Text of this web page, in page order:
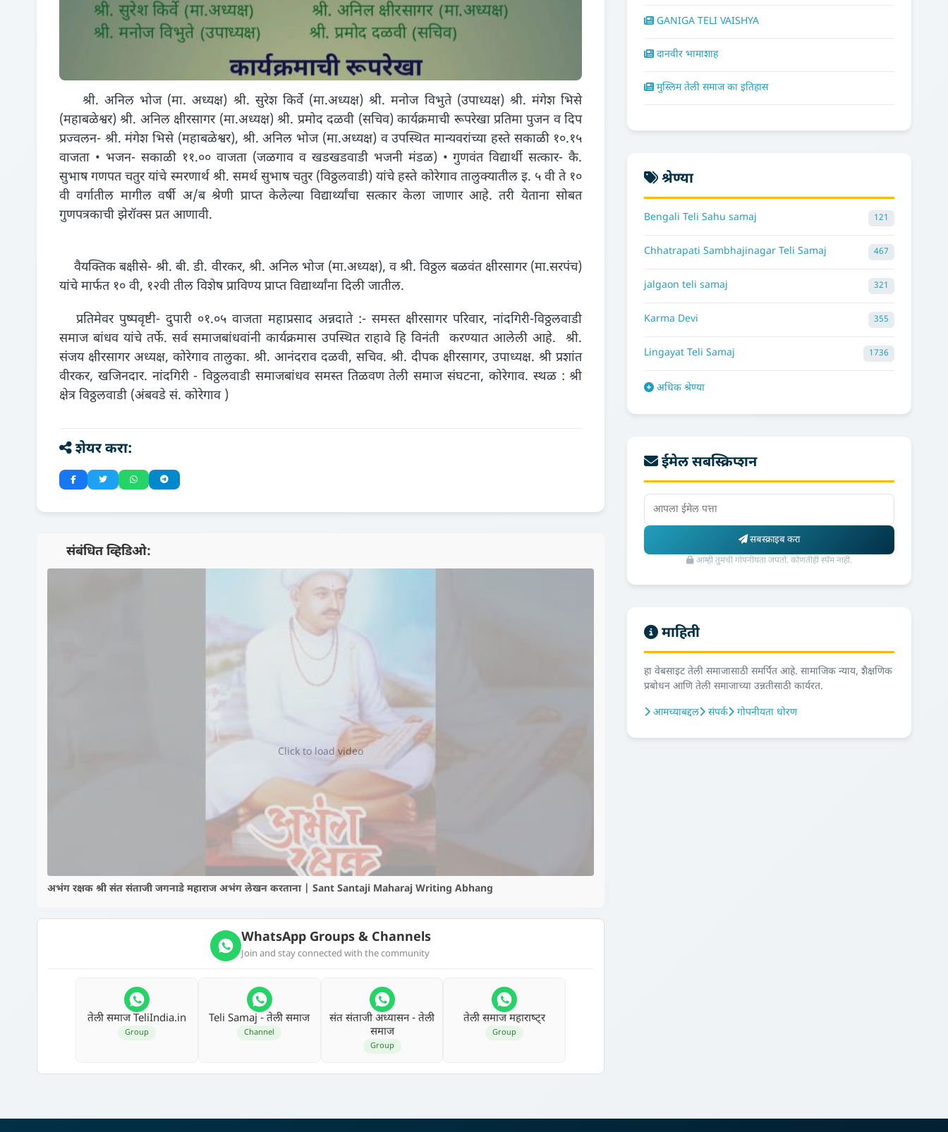
श्री. अनिल भोज (मा. अध्यक्ष) श्री. सुरेश किर्वे (मा.अध्यक्ष) श्री. मनोज विभुते (उपाध्यक्ष) श्री. मंगेश भिसे
(महाबळेश्वर) श्री. अनिल क्षीरसागर (मा.अध्यक्ष) श्री. प्रमोद दळवी (सचिव) कार्यक्रमाची रूपरेखा प्रतिमा पुजन व दिप
प्रज्वलन- श्री. मंगेश भिसे (महाबळेश्वर), श्री. अनिल भोज (मा.अध्यक्ष) व उपस्थित मान्यवरांच्या हस्ते सकाळी १०.१५
वाजता • भजन- सकाळी ११.०० वाजता (जळगाव व खडखडवाडी भजनी मंडळ) • गुणवंत विद्यार्थी सत्कार- कै.
सुभाष गणपत चतुर यांचे स्मरणार्थ श्री. समर्थ सुभाष चतुर (विठ्ठलवाडी) यांचे हस्ते कोरेगाव तालुक्यातील इ. ५ वी ते १०
वी वर्गातील मागील वर्षी अ/ब श्रेणी प्राप्त केलेल्या विद्यार्थ्यांचा सत्कार केला जाणार आहे. तरी येताना सोबत
गुणपत्रकाची झेरॉक्स प्रत आणावी.
वैयक्तिक बक्षीसे- श्री. बी. डी. वीरकर, श्री. अनिल भोज (मा.अध्यक्ष), व श्री. विठ्ठल बळवंत क्षीरसागर (मा.सरपंच)
यांचे मार्फत १० वी, १२वी तील विशेष प्राविण्य प्राप्त विद्यार्थ्यांना दिली जातील.
प्रतिमेवर पुष्पवृष्टी- दुपारी ०१.०५ वाजता महाप्रसाद अन्नदाते :- समस्त क्षीरसागर परिवार, नांदगिरी-विठ्ठलवाडी
समाज बांधव यांचे तर्फे. सर्व समाजबांधवांनी कार्यक्रमास उपस्थित राहावे हि विनंती करण्‍यात आलेली आहे. श्री.
संजय क्षीरसागर अध्यक्ष, कोरेगाव तालुका. श्री. आनंदराव दळवी, सचिव. श्री. दीपक क्षीरसागर, उपाध्यक्ष. श्री प्रशांत
वीरकर, खजिनदार. नांदगिरी - विठ्ठलवाडी समाजबांधव समस्त तिळवण तेली समाज संघटना, कोरेगाव. स्थळ : श्री
क्षेत्र विठ्ठलवाडी (अंबवडे सं. कोरेगाव )
शेयर करा:
📺 संबंधित व्हिडिओ:
▶️
Click to load video
अभंग रक्षक श्री संत संताजी जगनाडे महाराज अभंग लेखन करताना | Sant Santaji Maharaj Writing Abhang
WhatsApp Groups & Channels
Join and stay connected with the community
तेली समाज TeliIndia.in
Group
Teli Samaj - तेली समाज
Channel
संत संताजी अध्‍यासन - तेली
समाज
Group
तेली समाज महाराष्‍ट्र
Group
GANIGA TELI VAISHYA
दानवीर भामाशाह
मुस्लिम तेली समाज का इतिहास
श्रेण्या
Bengali Teli Sahu samaj 121
Chhatrapati Sambhajinagar Teli Samaj 467
jalgaon teli samaj 321
Karma Devi 355
Lingayat Teli Samaj 1736
अधिक श्रेण्या
ईमेल सबस्क्रिप्शन
सबस्क्राइब करा
आम्ही तुमची गोपनीयता जपतो. कोणतीही स्पॅम नाही.
माहिती
हा वेबसाइट तेली समाजासाठी समर्पित आहे. सामाजिक न्याय, शैक्षणिक
प्रबोधन आणि तेली समाजाच्या उन्नतीसाठी कार्यरत.
आमच्याबद्दल
संपर्क गोपनीयता धोरण